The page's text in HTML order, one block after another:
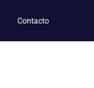
Contacto